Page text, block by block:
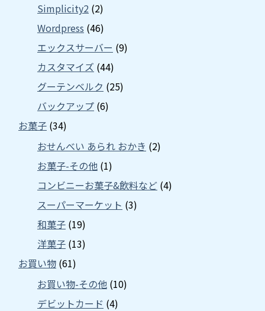
Simplicity2 (2)
Wordpress (46)
エックスサーバー (9)
カスタマイズ (44)
グーテンベルク (25)
バックアップ (6)
お菓子 (34)
おせんべい あられ おかき (2)
お菓子-その他 (1)
コンビニーお菓子&飲料など (4)
スーパーマーケット (3)
和菓子 (19)
洋菓子 (13)
お買い物 (61)
お買い物-その他 (10)
デビットカード (4)